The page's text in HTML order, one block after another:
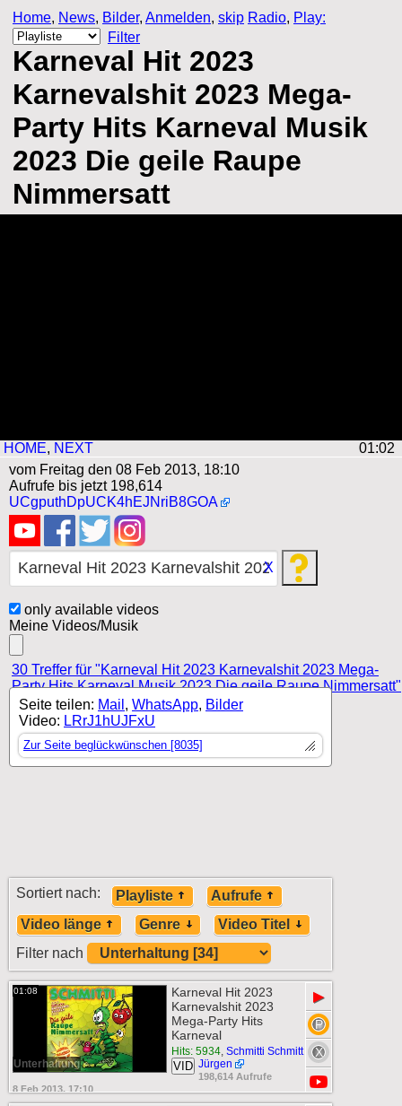
Home, News, Bilder, Anmelden, skip Radio, Play:
Filter
Karneval Hit 2023
Karnevalshit 2023 Mega-
Party Hits Karneval Musik
2023 Die geile Raupe
Nimmersatt
HOME, NEXT
01:01
vom Freitag den 08 Feb 2013, 18:10
Aufrufe bis jetzt 198,614
UCgputhDpUCK4hEJNriB8GOA
X
only available videos
Meine Videos/Musik
30 Treffer für "Karneval Hit 2023 Karnevalshit 2023 Mega-
Party Hits Karneval Musik 2023 Die geile Raupe Nimmersatt"
Seite teilen: Mail , WhatsApp, Bilder
Video: LRrJ1hUJFxU
Zur Seite beglückwünschen [8035]
Sortiert nach: Playliste
Aufrufe
Video länge
Genre
Video Titel
Filter nach
01:08
Unterhaltung
Karneval Hit 2023
Karnevalshit 2023
Mega-Party Hits
Karneval
Hits: 5934, Schmitti Schmitt
Jürgen
VID
198,614 Aufrufe
8 Feb 2013, 17:10
▶